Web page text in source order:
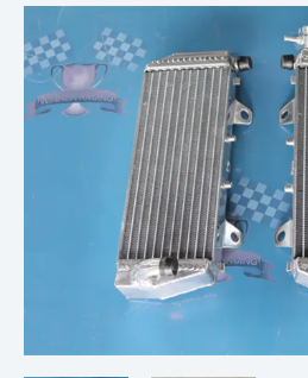
quantité
de
PAIRE
RADIATEURS
KTM